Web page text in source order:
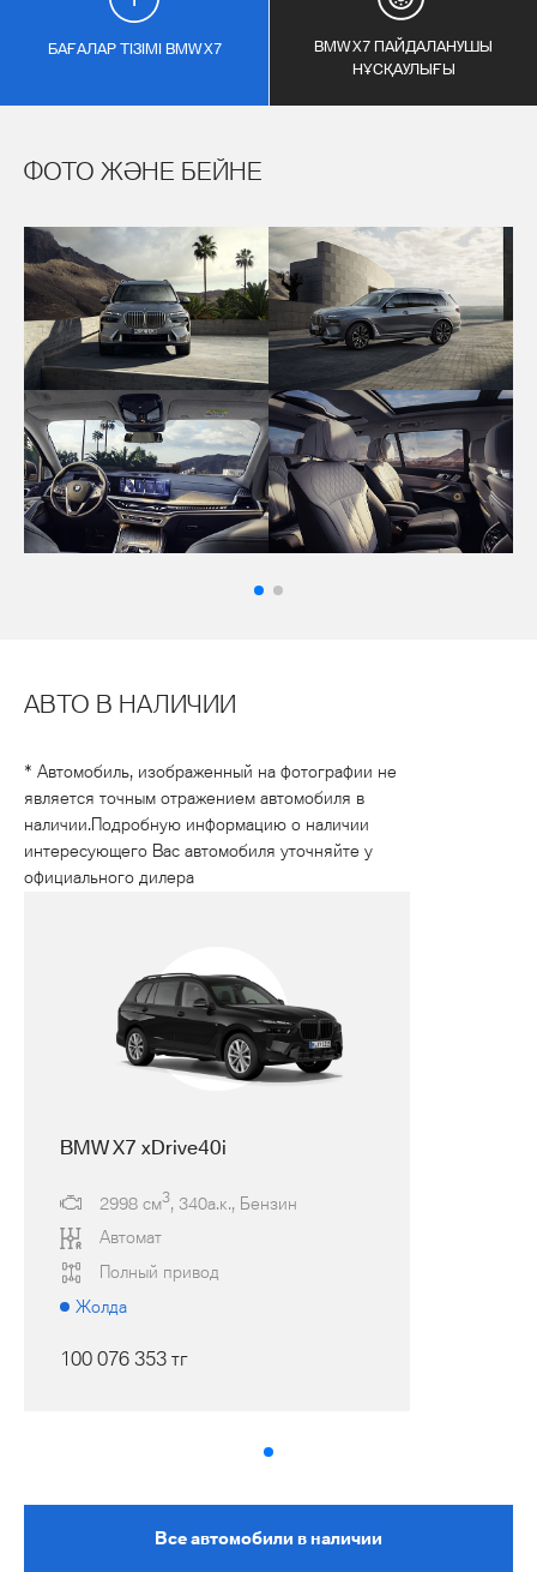
БАҒАЛАР ТІЗІМІ BMW X7
BMW X7 ПАЙДАЛАНУШЫ
НҰСҚАУЛЫҒЫ
ФОТО ЖӘНЕ БЕЙНЕ
АВТО В НАЛИЧИИ
* Автомобиль, изображенный на фотографии не
является точным отражением автомобиля в
наличии.Подробную информацию о наличии
интересующего Вас автомобиля уточняйте у
официального дилера
BMW X7 xDrive40i
2998 см3, 340а.к., Бензин
Автомат
Полный привод
Жолда
100 076 353 тг
Все автомобили в наличии